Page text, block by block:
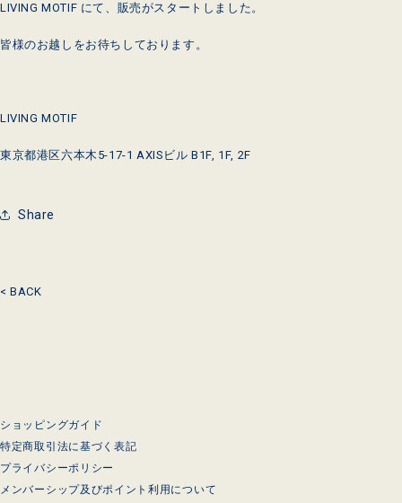
LIVING MOTIF にて、販売がスタートしました。
皆様のお越しをお待ちしております。
LIVING MOTIF
東京都港区六本木5-17-1 AXISビル B1F, 1F, 2F
Share
< BACK
ショッピングガイド
特定商取引法に基づく表記
プライバシーポリシー
メンバーシップ及びポイント利用について